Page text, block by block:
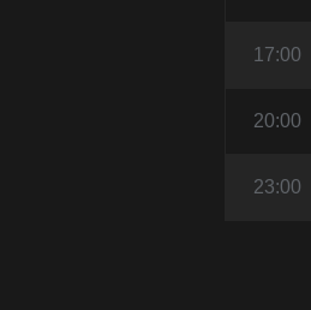
17:00
20:00
23:00